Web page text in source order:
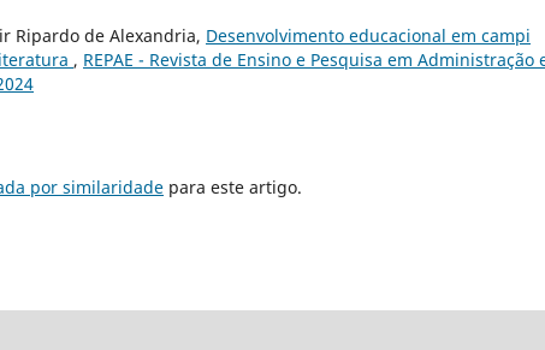
Ripardo de Alexandria, Desenvolvimento educacional em campi
, REPAE - Revista de Ensino e Pesquisa em Administração
por similaridade para este artigo.